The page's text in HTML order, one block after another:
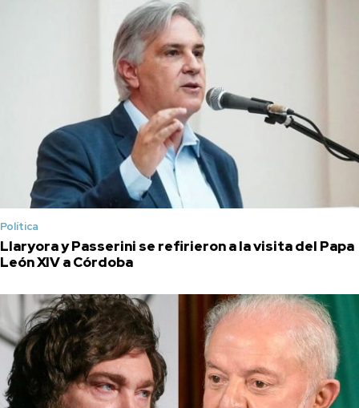
Política
Llaryora y Passerini se refirieron a la visita del Papa
León XIV a Córdoba